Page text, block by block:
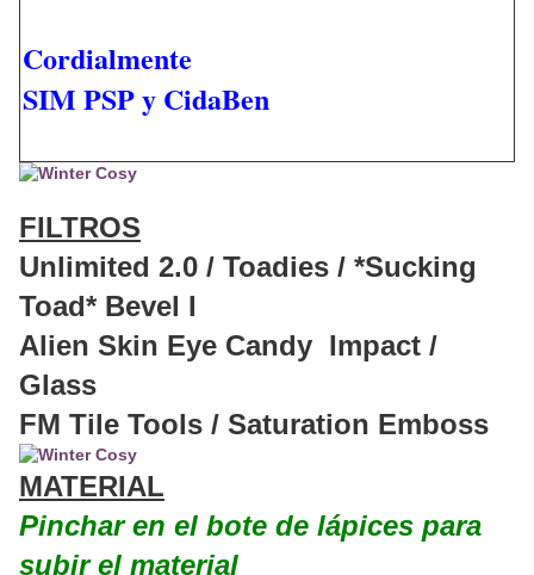
Cordialmente
SIM PSP y CidaBen
FILTROS
Unlimited 2.0 / Toadies / *Sucking
Toad* Bevel I
Alien Skin Eye Candy Impact /
Glass
FM Tile Tools / Saturation Emboss
MATERIAL
Pinchar en el bote de lápices para
subir el material